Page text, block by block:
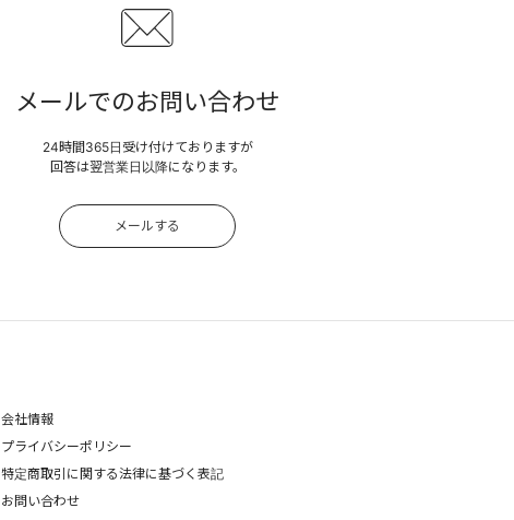
メールでのお問い合わせ
24時間365日受け付けておりますが
回答は翌営業日以降になります。
メールする
会社情報
プライバシーポリシー
特定商取引に関する法律に基づく表記
お問い合わせ